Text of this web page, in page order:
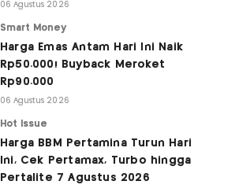
06 Agustus 2026
Smart Money
Harga Emas Antam Hari Ini Naik
Rp50.000! Buyback Meroket
Rp90.000
06 Agustus 2026
Hot Issue
Harga BBM Pertamina Turun Hari
Ini, Cek Pertamax, Turbo hingga
Pertalite 7 Agustus 2026